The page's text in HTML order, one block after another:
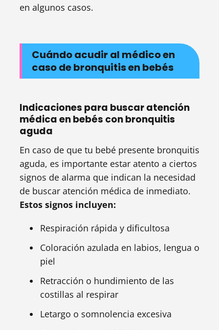
en algunos casos.
Cuándo acudir al médico en
caso de bronquitis en bebés
Indicaciones para buscar atención
médica en bebés con bronquitis
aguda
En caso de que tu bebé presente bronquitis
aguda, es importante estar atento a ciertos
signos de alarma que indican la necesidad
de buscar atención médica de inmediato.
Estos signos incluyen:
Respiración rápida y dificultosa
Coloración azulada en labios, lengua o
piel
Retracción o hundimiento de las
costillas al respirar
Letargo o somnolencia excesiva